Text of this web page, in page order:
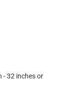
- 32 inches or